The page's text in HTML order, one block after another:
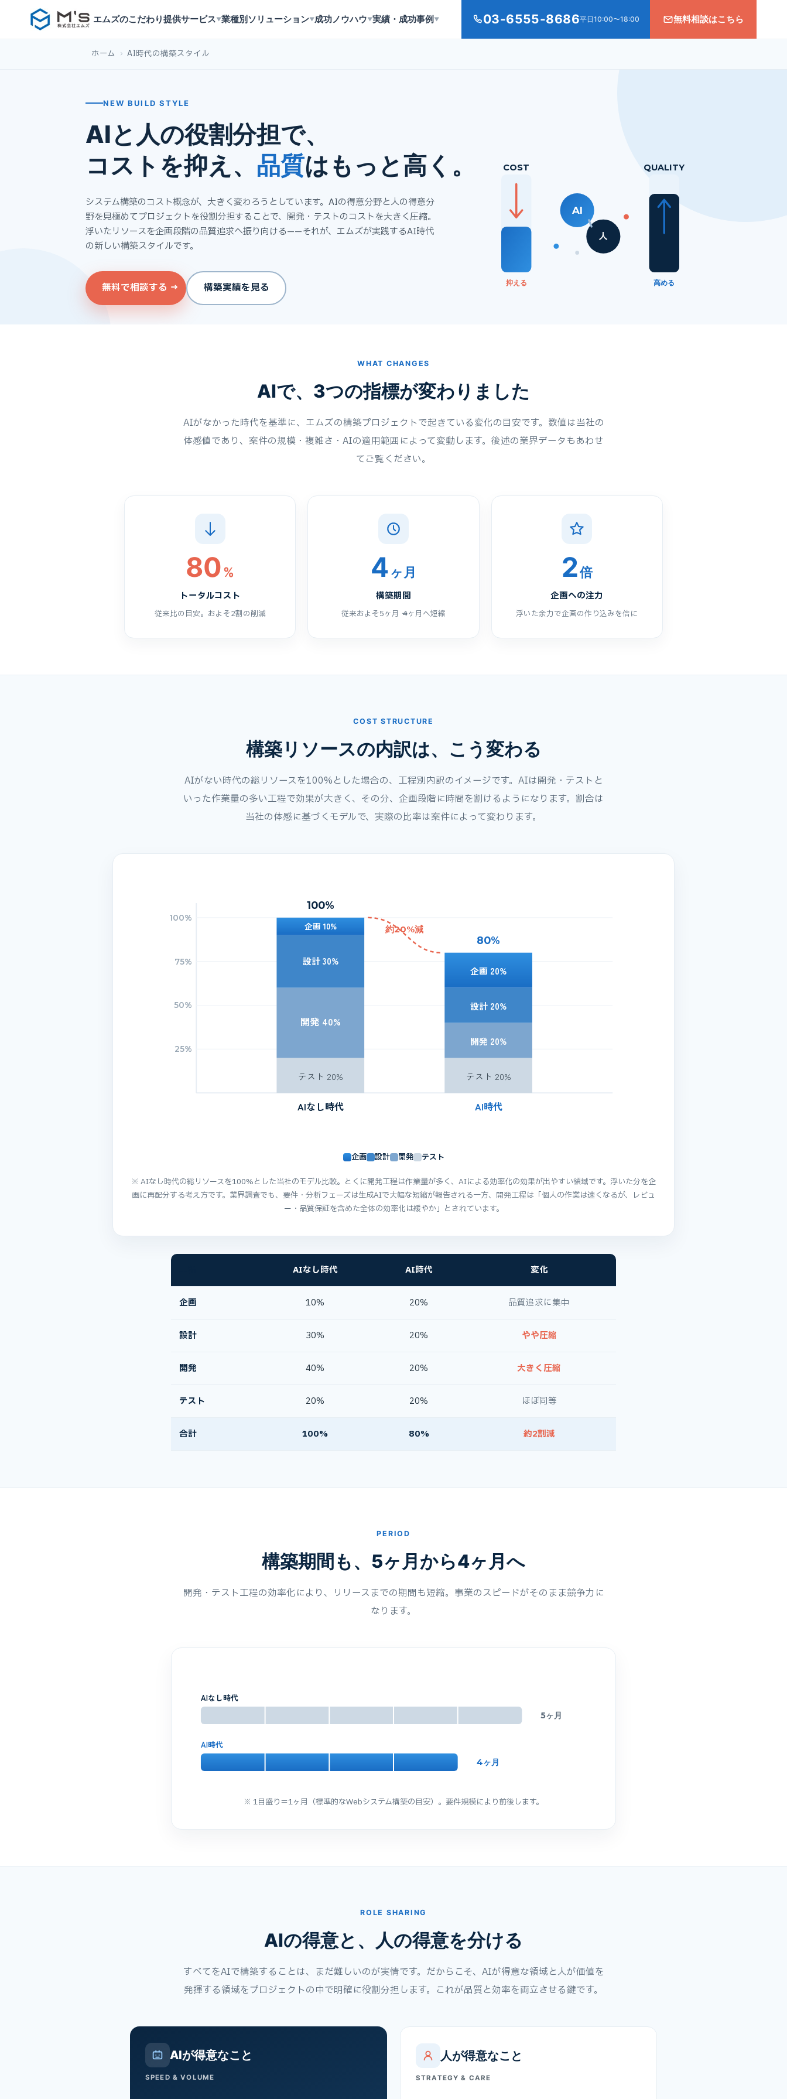
エムズのこだわり提供サービス▼業種別ソリューション▼成功ノウハウ▼実績・成功事例 ▼ 03-6555-8686平日10:00〜18:00 無料相談はこちら
ホーム › AI時代の構築スタイル
NEW BUILD STYLE
AIと人の役割分担で、
コストを抑え、 品質はもっと高く。
システム構築のコスト概念が、大きく変わろうとしています。AIの得意分野と人の得意分
野を見極めてプロジェクトを役割分担することで、開発・テストのコストを大きく圧縮。
浮いたリソースを企画段階の品質追求へ振り向ける——それが、エムズが実践するAI時代
の新しい構築スタイルです。
無料で相談する → 構築実績を見る
COST
抑える
QUALITY
高める
AI
人
WHAT CHANGES
AIで、3つの指標が変わりました
AIがなかった時代を基準に、エムズの構築プロジェクトで起きている変化の目安です。数値は当社の
体感値であり、案件の規模・複雑さ・AIの適用範囲によって変動します。後述の業界データもあわせ
てご覧ください。
80%
トータルコスト
従来比の目安。およそ2割の削減
4ヶ月
構築期間
従来およそ5ヶ月 → 4ヶ月へ短縮
2倍
企画への注力
浮いた余力で企画の作り込みを倍に
COST STRUCTURE
構築リソースの内訳は、こう変わる
AIがない時代の総リソースを100%とした場合の、工程別内訳のイメージです。AIは開発・テストと
いった作業量の多い工程で効果が大きく、その分、企画段階に時間を割けるようになります。割合は
当社の体感に基づくモデルで、実際の比率は案件によって変わります。
100%
75%
50%
25%
テスト 20%
開発 40%
設計 30%
企画 10%
AIなし時代
100%
テスト 20%
開発 20%
設計 20%
企画 20%
AI時代
80%
約20%減
企画 設計 開発 テスト
※ AIなし時代の総リソースを100%とした当社のモデル比較。とくに開発工程は作業量が多く、AIによる効率化の効果が出やすい領域です。浮いた分を企
画に再配分する考え方です。業界調査でも、要件・分析フェーズは生成AIで大幅な短縮が報告される一方、開発工程は「個人の作業は速くなるが、レビュ
ー・品質保証を含めた全体の効率化は緩やか」とされています。
AIなし時代 AI時代 変化
企画 10% 20% 品質追求に集中
設計 30% 20% やや圧縮
開発 40% 20% 大きく圧縮
テスト 20% 20% ほぼ同等
合計 100% 80% 約2割減
PERIOD
構築期間も、5ヶ月から4ヶ月へ
開発・テスト工程の効率化により、リリースまでの期間も短縮。事業のスピードがそのまま競争力に
なります。
AIなし時代
5ヶ月
AI時代
4ヶ月
※ 1目盛り＝1ヶ月（標準的なWebシステム構築の目安）。要件規模により前後します。
ROLE SHARING
AIの得意と、人の得意を分ける
すべてをAIで構築することは、まだ難しいのが実情です。だからこそ、AIが得意な領域と人が価値を
発揮する領域をプロジェクトの中で明確に役割分担します。これが品質と効率を両立させる鍵です。
AIが得意なこと
SPEED & VOLUME
人が得意なこと
STRATEGY & CARE